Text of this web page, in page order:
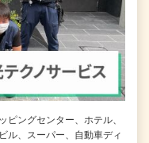
ピングセンター、ホテル、
ル、スーパー、自動車ディ